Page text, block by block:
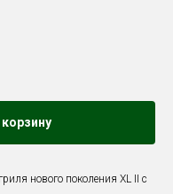
корзину
нового поколения XL II с